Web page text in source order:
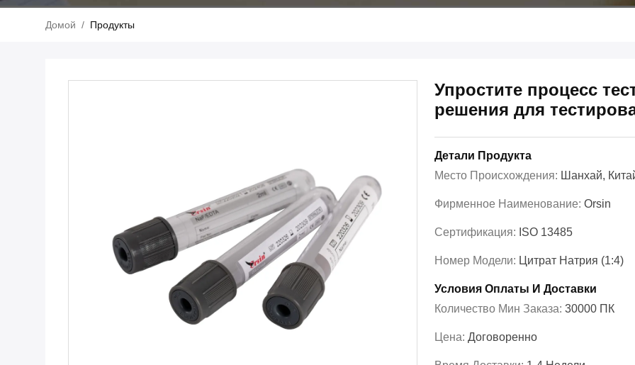
Домой / Продукты
Упростите процесс
решения для
Детали Продукта
Место Происхождения: Шанхай,
Фирменное Наименование: Orsin
Сертификация: ISO 13485
Номер Модели: Цитрат Натрия (1:4)
Условия Оплаты И Доставки
Количество Мин Заказа: 30000 ПК
Цена: Договоренно